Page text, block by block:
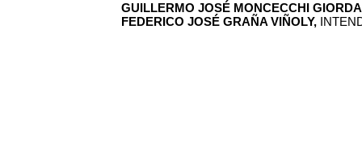
GUILLERMO JOSÉ MONCECCHI
FEDERICO JOSÉ GRAÑA VIÑOLY,